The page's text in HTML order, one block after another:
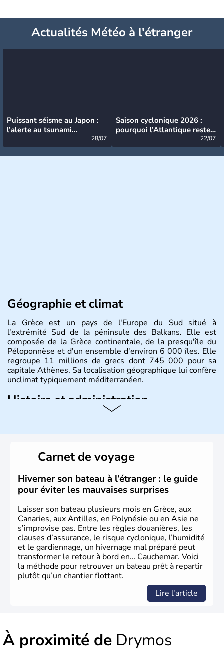
Actualités Météo à l'étranger
Puissant séisme au Japon :
l’alerte au tsunami
28/07
Saison cyclonique 2026 :
pourquoi l’Atlantique reste
22/07
Géographie et climat
La Grèce est un pays de l'Europe du Sud situé à
l'extrémité Sud de la péninsule des Balkans. Elle est
composée de la Grèce continentale, de la presqu'île du
Péloponnèse et d'un ensemble d'environ 6 000 îles. Elle
regroupe 11 millions de grecs dont 745 000 pour sa
capitale Athènes. Sa localisation géographique lui confère
unclimat typiquement méditerranéen.
Histoire et administration
l'invention des Jeux Olympiques en 776 avant J.C. Le 25
mars 1820 sonne le début de la Guerre d'indépendance,
aujourd'hui date de la fête nationale grecque. La Grèce
est définitivement reconnue comme état indépendant à
partir de 1830.
Carnet de voyage
Hiverner son bateau à l’étranger : le guide
pour éviter les mauvaises surprises
Laisser son bateau plusieurs mois en Grèce, aux
Canaries, aux Antilles, en Polynésie ou en Asie ne
s’improvise pas. Entre les règles douanières, les
clauses d’assurance, le risque cyclonique, l’humidité
et le gardiennage, un hivernage mal préparé peut
transformer le retour à bord en… Cauchemar. Voici
la méthode pour retrouver un bateau prêt à repartir
plutôt qu’un chantier flottant.
Lire l'article
À proximité de Drymos